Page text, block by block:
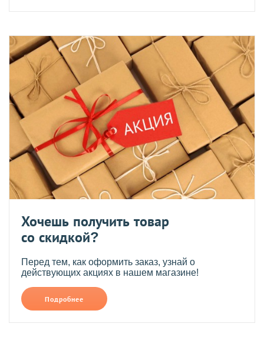
Хочешь получить товар
со скидкой?
Перед тем, как оформить заказ, узнай о
действующих акциях в нашем магазине!
Подробнее